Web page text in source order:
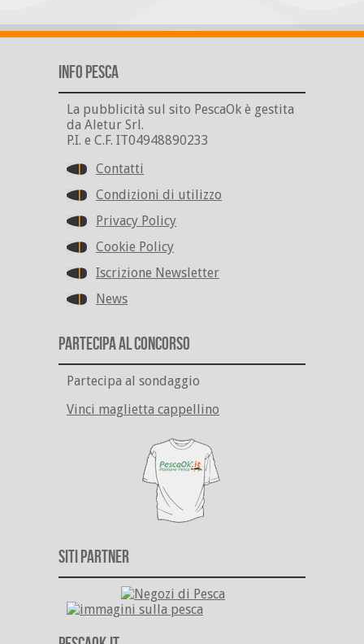
Info Pesca
La pubblicità sul sito PescaOk è gestita
da Aletur Srl.
P.I. e C.F. IT04948890233
Contatti
Condizioni di utilizzo
Privacy Policy
Cookie Policy
Iscrizione Newsletter
News
Partecipa al Concorso
Partecipa al sondaggio
Vinci maglietta cappellino
Siti Partner